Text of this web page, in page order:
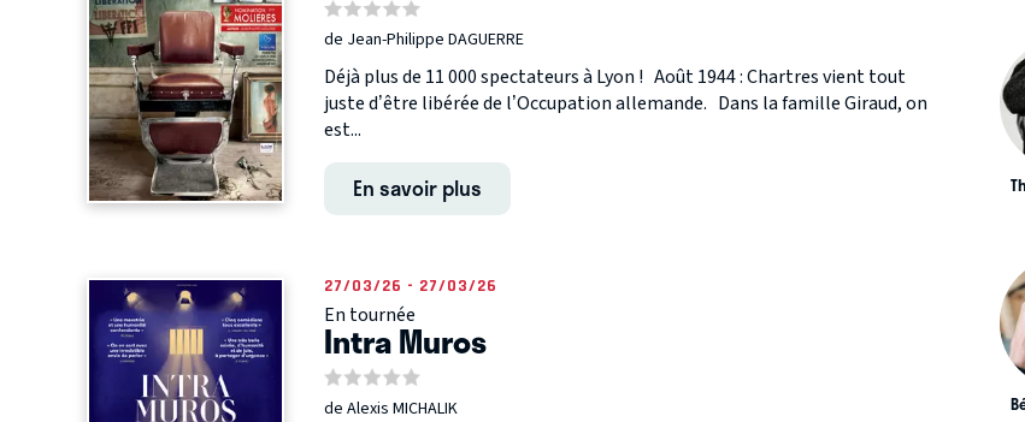
de Jean-Philippe DAGUERRE
Déjà plus de 11 000 spectateurs à Lyon ! Août 1944 : Chartres vient tout
juste d’être libérée de l’Occupation allemande. Dans la famille Giraud, on
est...
En savoir plus
27/03/26 - 27/03/26
En tournée
Intra Muros
de Alexis MICHALIK